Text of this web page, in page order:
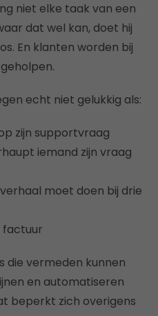
niet elke taak van een
dat wel kan, doet hij
En klanten worden bij
echt niet gelukkig als:
zijn supportvraag
iemand zijn vraag
moet doen bij drie
factuur
die vermeden kunnen
en automatiseren
beperkt zich overigens